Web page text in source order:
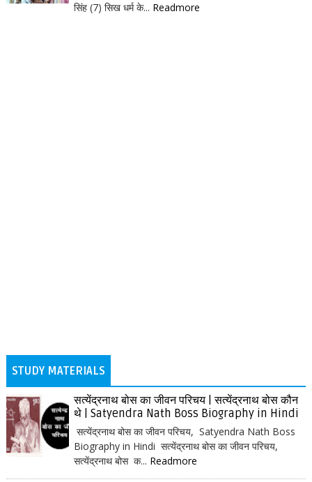
सिंह (7) सिख धर्म के... Readmore
STUDY MATERIALS
सत्येंद्रनाथ बोस का जीवन परिचय | सत्येंद्रनाथ बोस कौन
थे | Satyendra Nath Boss Biography in Hindi
सत्येंद्रनाथ बोस का जीवन परिचय, Satyendra Nath Boss
Biography in Hindi सत्येंद्रनाथ बोस का जीवन परिचय,
सत्येंद्रनाथ बोस क... Readmore